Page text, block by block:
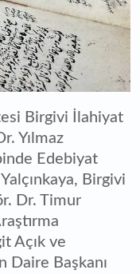
Birgivi İlahiyat
Yılmaz
Edebiyat
Birgivi
Dr. Timur
Açık ve
Daire Başkanı